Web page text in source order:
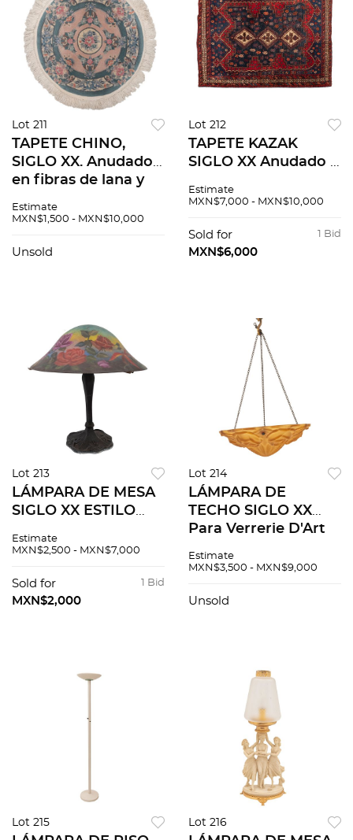
Lot 211
TAPETE CHINO,
SIGLO XX. Anudado
en fibras de lana y
circular con
decoración floral.
Estimate
MXN$1,500 - MXN$10,000
Unsold
Lot 212
TAPETE KAZAK
SIGLO XX Anudado a
lana y detalles de
orla vegetal y
medallones
Estimate
MXN$7,000 - MXN$10,000
1 Bid
Sold for
MXN$6,000
Lot 213
LÁMPARA DE MESA
SIGLO XX ESTILO
Elaborado en metal
decoración floral
Cuenta con fuste a
Estimate
MXN$2,500 - MXN$7,000
1 Bid
Sold for
MXN$2,000
Lot 214
LÁMPARA DE
TECHO SIGLO XX
Para Verrerie D'Art
vidrio en color
cadenillas y soportes
Estimate
MXN$3,500 - MXN$9,000
Unsold
Lot 215 Lot 216